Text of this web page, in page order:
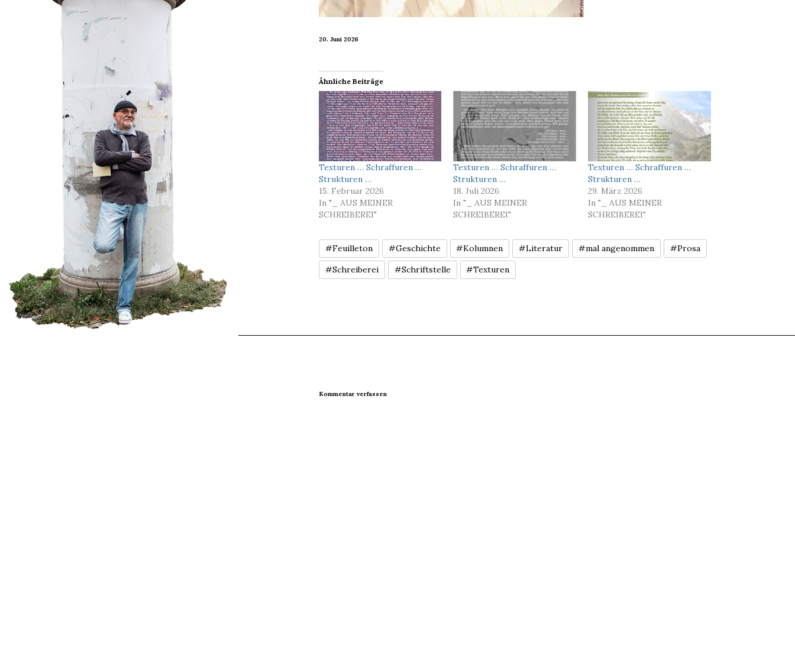
20. Juni 2026
Ähnliche Beiträge
Texturen … Schraffuren …
Strukturen …
15. Februar 2026
In "_ AUS MEINER
SCHREIBEREI"
Texturen … Schraffuren …
Strukturen …
18. Juli 2026
In "_ AUS MEINER
SCHREIBEREI"
Texturen … Schraffuren …
Strukturen …
29. März 2026
In "_ AUS MEINER
SCHREIBEREI"
#Feuilleton #Geschichte #Kolumnen #Literatur #mal angenommen
#Prosa
#Schreiberei
#Schriftstelle #Texturen
Kommentar verfassen